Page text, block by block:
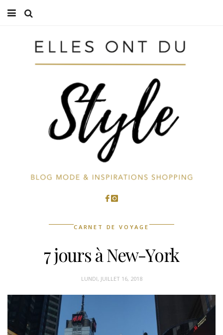
Contactez-moi
CARNET DE VOYAGE
7 jours à New-York
LUNDI, JUILLET 16, 2018